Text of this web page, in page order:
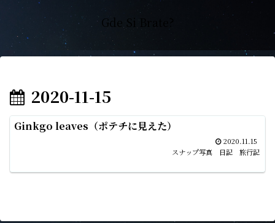
Gde Si Brate?
2020-11-15
Ginkgo leaves（ポテチに見えた）
2020.11.15
スナップ写真 日記 旅行記